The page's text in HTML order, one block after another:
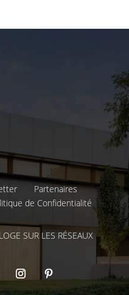
Partenaires
de Confidentialité
SUR LES RÉSEAUX